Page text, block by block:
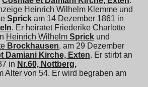
Heinrich Wilhelm Klemme und
Sprick am 14 Dezember 1861 in
. Er heiratet Friederike Charlotte
Heinrich Wilhelm Sprick und
Brockhausen, am 29 Dezember
Damiani Kirche, Exten. Er stirbt an
in Nr.60, Nottberg,
Alter von 54. Er wird begraben am